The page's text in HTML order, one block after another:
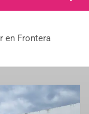
en Frontera